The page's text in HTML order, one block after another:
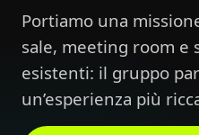
Portiamo una
sale, meeting room e
esistenti: il gruppo
un’esperienza più